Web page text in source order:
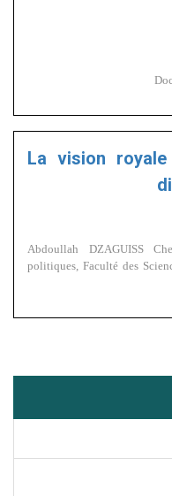
La vision
Abdoullah DZAGUISS
politiques, Faculté des